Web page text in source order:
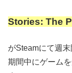
Stories: The
がSteamにて週
期間中にゲーム